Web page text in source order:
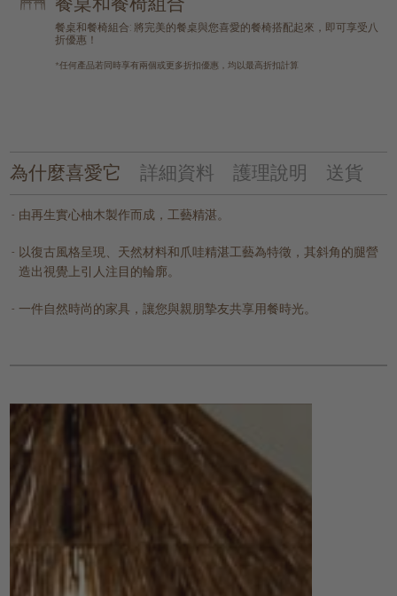
餐桌和餐椅組合: 將完美的餐桌與您喜愛的餐椅搭配起來，即可享受八
折優惠！
*任何產品若同時享有兩個或更多折扣優惠，均以最高折扣計算
為什麼喜愛它 詳細資料 護理說明 送貨
由再生實心柚木製作而成，工藝精湛。
以復古風格呈現、天然材料和爪哇精湛工藝為特徵，其斜角的腿營
造出視覺上引人注目的輪廓。
一件自然時尚的家具，讓您與親朋摯友共享用餐時光。